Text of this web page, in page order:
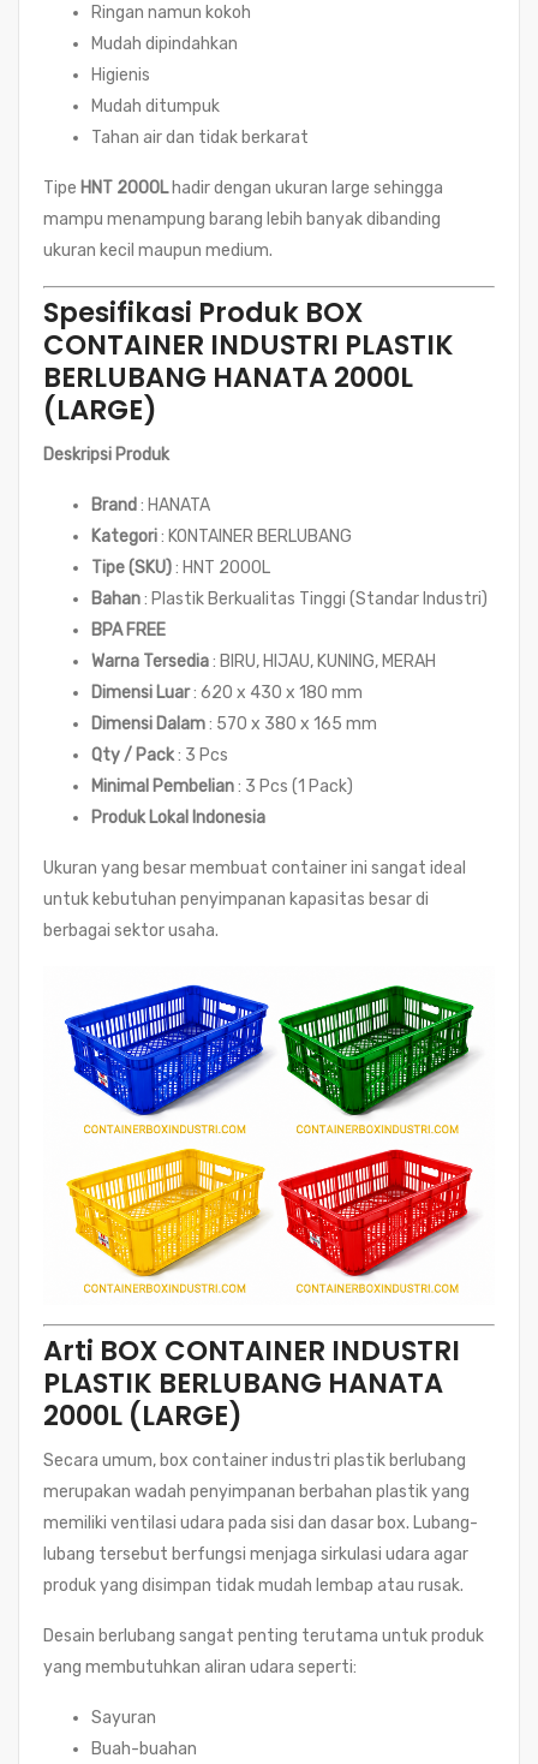
Ringan namun kokoh
Mudah dipindahkan
Higienis
Mudah ditumpuk
Tahan air dan tidak berkarat
Tipe HNT 2000Lhadir dengan ukuran large sehingga
mampu menampung barang lebih banyak dibanding
ukuran kecil maupun medium.
Spesifikasi Produk BOX
CONTAINER INDUSTRI PLASTIK
BERLUBANG HANATA 2000L
(LARGE)
Deskripsi Produk
Brand : HANATA
Kategori: KONTAINER BERLUBANG
Tipe (SKU): HNT 2000L
Bahan: Plastik Berkualitas Tinggi (Standar Industri)
BPA FREE
Warna Tersedia: BIRU, HIJAU, KUNING, MERAH
Dimensi Luar: 620 x 430 x 180 mm
Dimensi Dalam: 570 x 380 x 165 mm
Qty / Pack: 3 Pcs
Minimal Pembelian: 3 Pcs (1 Pack)
Produk Lokal Indonesia
Ukuran yang besar membuat container ini sangat ideal
untuk kebutuhan penyimpanan kapasitas besar di
berbagai sektor usaha.
Arti BOX CONTAINER INDUSTRI
PLASTIK BERLUBANG HANATA
2000L (LARGE)
Secara umum, box container industri plastik berlubang
merupakan wadah penyimpanan berbahan plastik yang
memiliki ventilasi udara pada sisi dan dasar box. Lubang-
lubang tersebut berfungsi menjaga sirkulasi udara agar
produk yang disimpan tidak mudah lembap atau rusak.
Desain berlubang sangat penting terutama untuk produk
yang membutuhkan aliran udara seperti:
Sayuran
Buah-buahan